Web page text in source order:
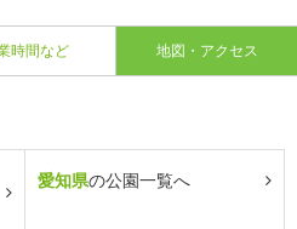
時間など 地図・アクセス
愛知県の公園一覧へ